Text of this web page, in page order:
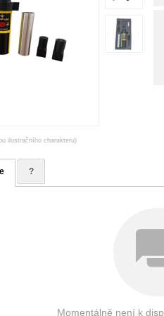
ilustračního charakteru)
?
Momentálně není k